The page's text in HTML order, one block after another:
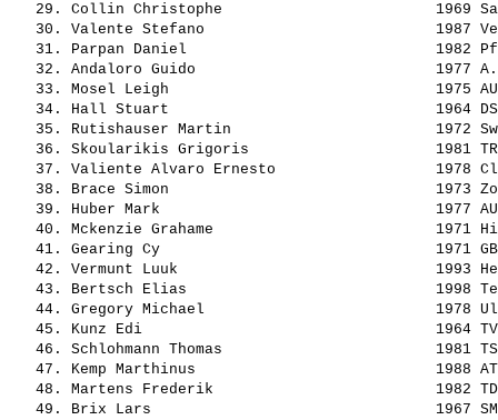
   29.
Collin Christophe
1969
   30.
Valente Stefano
1987
   31.
Parpan Daniel
1982
   32.
Andaloro Guido
1977
   33.
Mosel Leigh
1975
   34.
Hall Stuart
1964
   35.
Rutishauser Martin
1972
   36.
Skoularikis Grigoris
1981
   37.
Valiente Alvaro Ernesto
1978
   38.
Brace Simon
1973
   39.
Huber Mark
1977
   40.
Mckenzie Grahame
1971
   41.
Gearing Cy
1971
   42.
Vermunt Luuk
1993
   43.
Bertsch Elias
1998
   44.
Gregory Michael
1978
   45.
Kunz Edi
1964
   46.
Schlohmann Thomas
1981
   47.
Kemp Marthinus
1988
   48.
Martens Frederik
1982
   49.
Brix Lars
1967